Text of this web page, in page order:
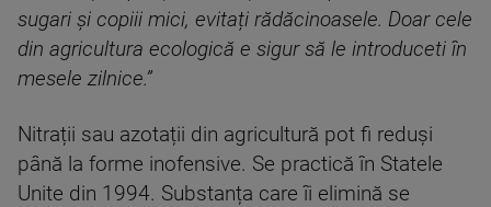
sugari și copiii mici, evitați rădăcinoasele. Doar cele
din agricultura ecologică e sigur să le introduceti în
mesele zilnice.”
Nitrații sau azotații din agricultură pot fi reduși
până la forme inofensive. Se practică în Statele
Unite din 1994. Substanța care îi elimină se